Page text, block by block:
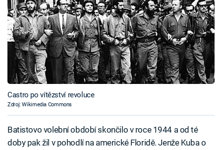
Castro po vítězství revoluce
Zdroj: Wikimedia Commons
Batistovo volební období skončilo v roce 1944 a od té
doby pak žil v pohodlí na americké Floridě. Jenže Kuba o